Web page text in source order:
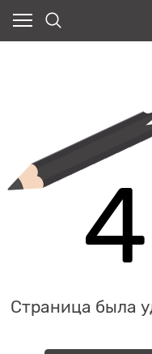
Страница была